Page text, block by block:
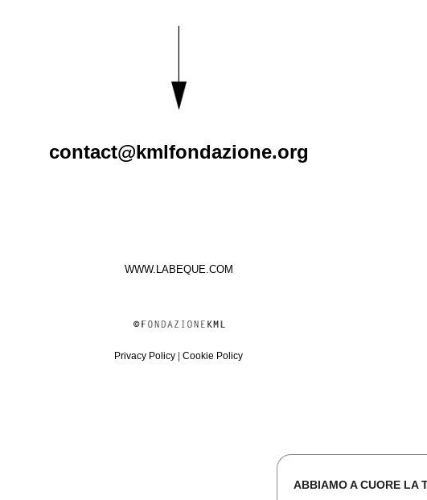
contact@kmlfondazione.org
WWW.LABEQUE.COM
Privacy Policy | Cookie Policy
ABBIAMO A CUORE LA